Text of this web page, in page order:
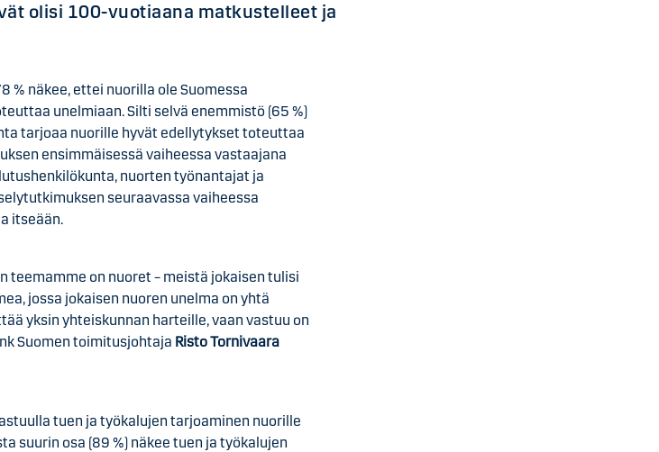
olisi 100-vuotiaana matkustelleet ja
% näkee, ettei nuorilla ole Suomessa
unelmiaan. Silti selvä enemmistö (65 %)
tarjoaa nuorille hyvät edellytykset toteuttaa
ensimmäisessä vaiheessa vastaajana
nuorten työnantajat ja
seuraavassa vaiheessa
itseään.
teemamme on nuoret – meistä jokaisen tulisi
jossa jokaisen nuoren unelma on yhtä
yksin yhteiskunnan harteille, vaan vastuu on
Suomen toimitusjohtaja Risto Tornivaara
tuen ja työkalujen tarjoaminen nuorille
suurin osa (89 %) näkee tuen ja työkalujen